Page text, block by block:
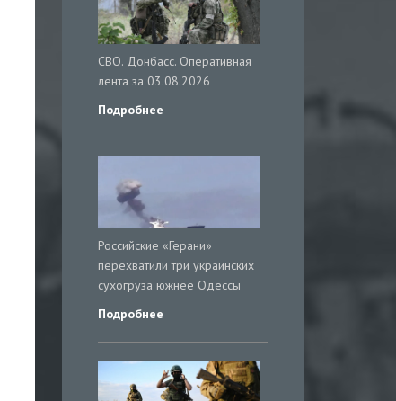
СВО. Донбасс. Оперативная
лента за 03.08.2026
Подробнее
Российские «Герани»
перехватили три украинских
сухогруза южнее Одессы
Подробнее